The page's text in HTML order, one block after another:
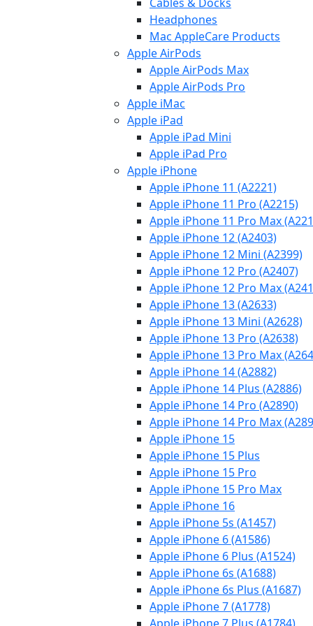
Headphones
Mac AppleCare Products
Apple AirPods
Apple AirPods Max
Apple AirPods Pro
Apple iMac
Apple iPad
Apple iPad Mini
Apple iPad Pro
Apple iPhone
Apple iPhone 11 (A2221)
Apple iPhone 11 Pro (A2215)
Apple iPhone 11 Pro Max
Apple iPhone 12 (A2403)
Apple iPhone 12 Mini (A2399)
Apple iPhone 12 Pro (A2407)
Apple iPhone 12 Pro Max
Apple iPhone 13 (A2633)
Apple iPhone 13 Mini (A2628)
Apple iPhone 13 Pro (A2638)
Apple iPhone 13 Pro Max
Apple iPhone 14 (A2882)
Apple iPhone 14 Plus (A2886)
Apple iPhone 14 Pro (A2890)
Apple iPhone 14 Pro Max
Apple iPhone 15
Apple iPhone 15 Plus
Apple iPhone 15 Pro
Apple iPhone 15 Pro Max
Apple iPhone 16
Apple iPhone 5s (A1457)
Apple iPhone 6 (A1586)
Apple iPhone 6 Plus (A1524)
Apple iPhone 6s (A1688)
Apple iPhone 6s Plus (A1687)
Apple iPhone 7 (A1778)